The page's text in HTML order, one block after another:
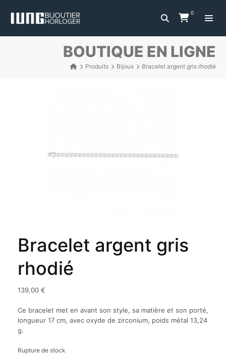
0
BOUTIQUE EN LIGNE
Produits Bijoux Bracelet argent gris rhodié
Bracelet argent gris
rhodié
139,00 €
Ce bracelet met en avant son style, sa matière et son porté,
longueur 17 cm, avec oxyde de zirconium, poids métal 13,24
g.
Rupture de stock